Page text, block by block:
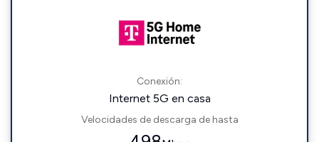
Conexión:
Internet 5G en casa
Velocidades de descarga de hasta